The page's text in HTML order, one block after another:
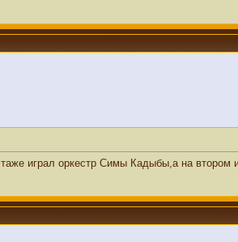
играл оркестр Симы Кадыбы,а на втором